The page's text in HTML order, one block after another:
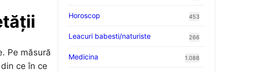
Pe măsură
ce în ce
Horoscop 453
Leacuri babesti/naturiste 266
Medicina 1.088